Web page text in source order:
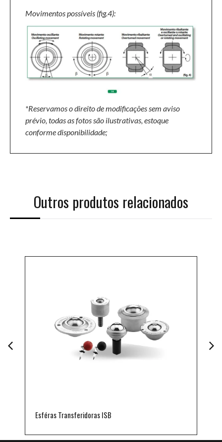
Movimentos possíveis (fig.4):
*Reservamos o direito de modificações sem aviso
prévio, todas as fotos são ilustrativas, estoque
conforme disponibilidade;
Outros produtos relacionados
Esféras Transferidoras ISB